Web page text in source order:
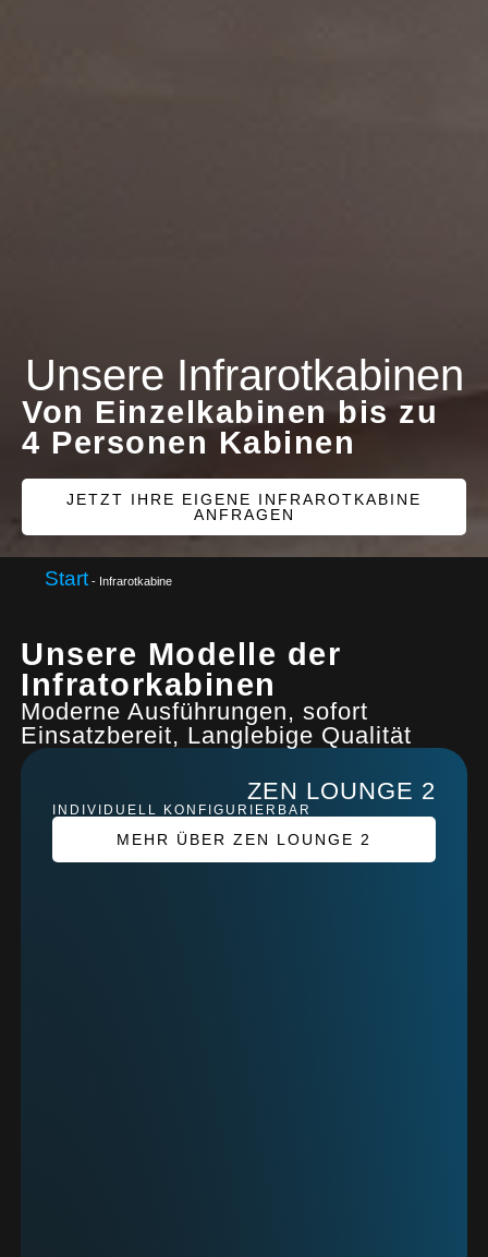
Unsere Infrarotkabinen
Von Einzelkabinen bis zu
4 Personen Kabinen
JETZT IHRE EIGENE INFRAROTKABINE
ANFRAGEN
Start - Infrarotkabine
Unsere Modelle der
Infratorkabinen
Moderne Ausführungen, sofort
Einsatzbereit, Langlebige Qualität
ZEN LOUNGE 2
INDIVIDUELL KONFIGURIERBAR
MEHR ÜBER ZEN LOUNGE 2